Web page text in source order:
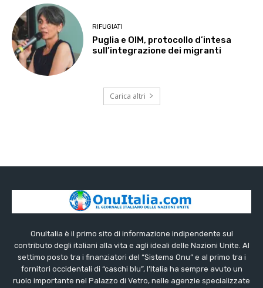
RIFUGIATI
Puglia e OIM, protocollo d’intesa
sull’integrazione dei migranti
Carica altri
OnuItalia è il primo sito di informazione indipendente sul
contributo degli italiani alla vita e agli ideali delle Nazioni Unite. Al
settimo posto tra i finanziatori del “Sistema Onu” e al primo tra i
fornitori occidentali di “caschi blu”, l’Italia ha sempre avuto un
ruolo importante nel Palazzo di Vetro, nelle agenzie specializzate